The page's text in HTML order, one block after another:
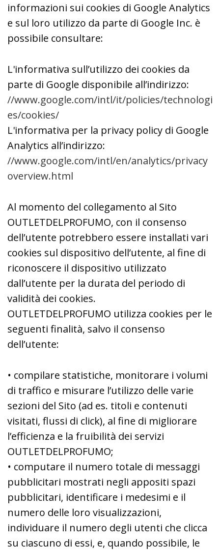
informazioni sui cookies di Google Analytics
e sul loro utilizzo da parte di Google Inc. è
possibile consultare:
L'informativa sull’utilizzo dei cookies da
parte di Google disponibile all’indirizzo:
//www.google.com/intl/it/policies/technologi
es/cookies/
L'informativa per la privacy policy di Google
Analytics all’indirizzo:
//www.google.com/intl/en/analytics/privacy
overview.html
Al momento del collegamento al Sito
OUTLETDELPROFUMO, con il consenso
dell’utente potrebbero essere installati vari
cookies sul dispositivo dell’utente, al fine di
riconoscere il dispositivo utilizzato
dall’utente per la durata del periodo di
validità dei cookies.
OUTLETDELPROFUMO utilizza cookies per le
seguenti finalità, salvo il consenso
dell’utente:
• compilare statistiche, monitorare i volumi
di traffico e misurare l’utilizzo delle varie
sezioni del Sito (ad es. titoli e contenuti
visitati, flussi di click), al fine di migliorare
l’efficienza e la fruibilità dei servizi
OUTLETDELPROFUMO;
• computare il numero totale di messaggi
pubblicitari mostrati negli appositi spazi
pubblicitari, identificare i medesimi e il
numero delle loro visualizzazioni,
individuare il numero degli utenti che clicca
su ciascuno di essi, e, quando possibile, le